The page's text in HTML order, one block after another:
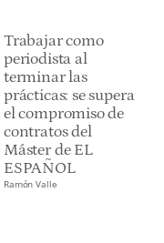
Trabajar como
periodista al
terminar las
prácticas: se supera
el compromiso de
contratos del
Máster de EL
ESPAÑOL
Ramón Valle